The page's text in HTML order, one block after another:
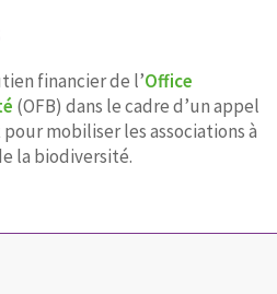
financier de l’Office
(OFB) dans le cadre d’un appel
mobiliser les associations à
la biodiversité.